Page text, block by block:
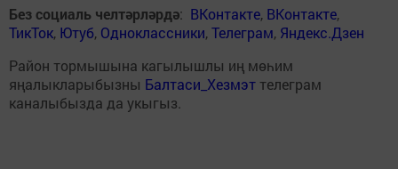
Без социаль челтәрләрдә: ВКонтакте, ВКонтакте,
ТикТок, Ютуб, Одноклассники,Телеграм, Яндекс.Дзен
Район тормышына кагылышлы иң мөһим
яңалыкларыбызны Балтаси_Хезмэт телеграм
каналыбызда да укыгыз.